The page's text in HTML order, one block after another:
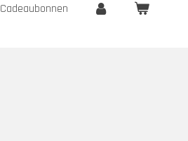
Cadeaubonnen